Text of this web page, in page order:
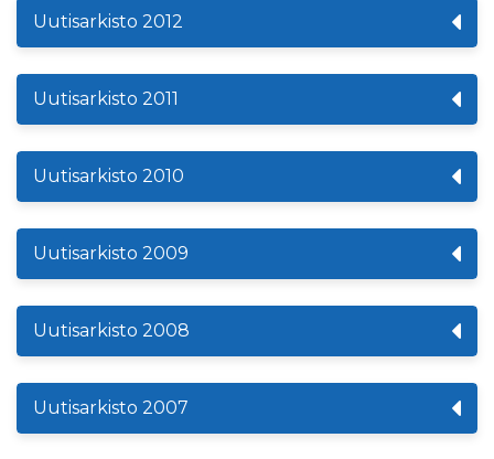
Uutisarkisto 2012
Uutisarkisto 2011
Uutisarkisto 2010
Uutisarkisto 2009
Uutisarkisto 2008
Uutisarkisto 2007